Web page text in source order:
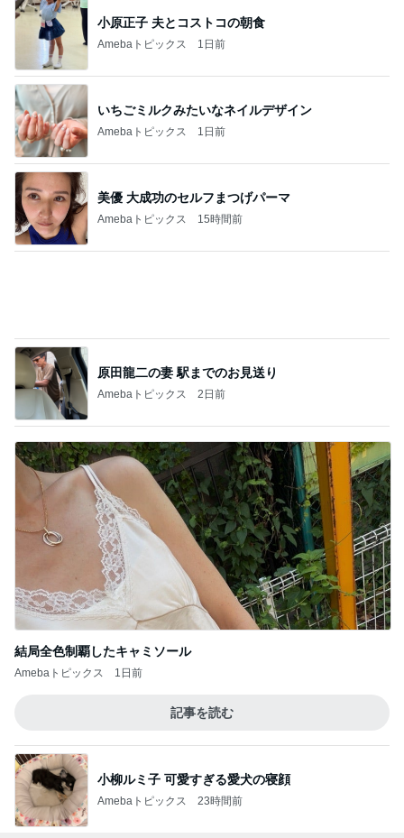
小原正子 夫とコストコの朝食
Amebaトピックス 1日前
いちごミルクみたいなネイルデザイン
Amebaトピックス 1日前
美優 大成功のセルフまつげパーマ
Amebaトピックス 15時間前
原田龍二の妻 駅までのお見送り
Amebaトピックス 2日前
結局全色制覇したキャミソール
Amebaトピックス 1日前
記事を読む
小柳ルミ子 可愛すぎる愛犬の寝顔
Amebaトピックス 23時間前